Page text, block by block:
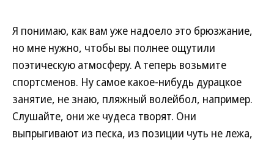
Я понимаю, как вам уже надоело это брюзжание,
но мне нужно, чтобы вы полнее ощутили
поэтическую атмосферу. А теперь возьмите
спортсменов. Ну самое какое-нибудь дурацкое
занятие, не знаю, пляжный волейбол, например.
Слушайте, они же чудеса творят. Они
выпрыгивают из песка, из позиции чуть не лежа,